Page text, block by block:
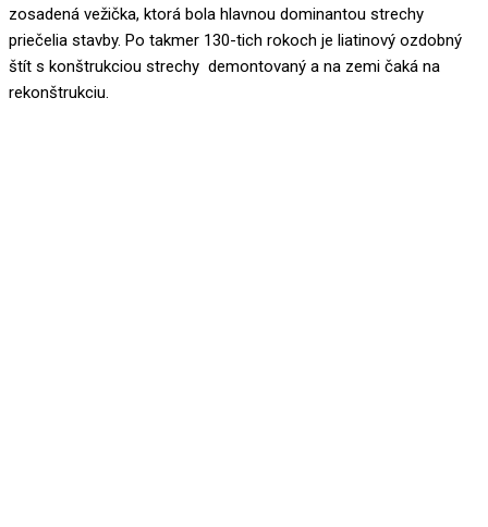
zosadená vežička, ktorá bola hlavnou dominantou strechy
priečelia stavby. Po takmer 130-tich rokoch je liatinový ozdobný
štít s konštrukciou strechy demontovaný a na zemi čaká na
rekonštrukciu.